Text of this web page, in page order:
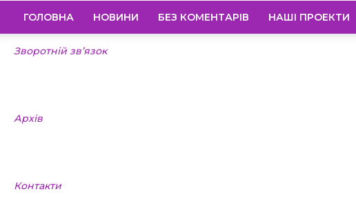
ГОЛОВНА НОВИНИ БЕЗ КОМЕНТАРІВ НАШІ ПРОЕКТИ
Зворотній зв’язок
Архів
Контакти